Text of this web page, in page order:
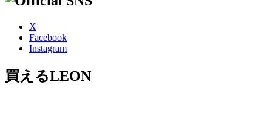
X
Facebook
Instagram
買えるLEON